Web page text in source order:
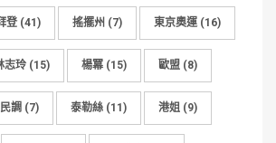
登 (41) 搖擺州 (7) 東京奧運(16)
志玲 (15) 楊冪 (15) 歐盟 (8)
民調 (7) 泰勒絲 (11) 港姐 (9)